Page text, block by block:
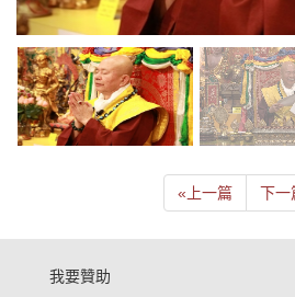
« 上一篇 下一
我要贊助